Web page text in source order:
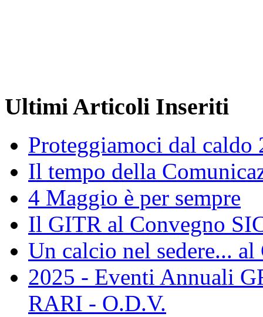
Ultimi Articoli Inseriti
Proteggiamoci dal caldo
Il tempo della
4 Maggio è per sempre
Il GITR al Convegno
Un calcio nel sedere...
2025 - Eventi Annuali
RARI - O.D.V.